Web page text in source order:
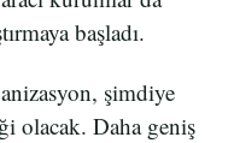
başladı.
şimdiye
olacak. Daha geniş